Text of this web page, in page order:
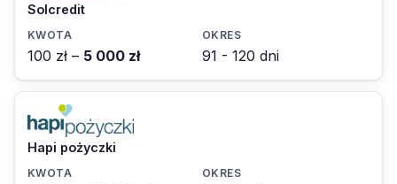
Solcredit
100 zł – 5 000 zł 91 - 120 dni
Hapi pożyczki